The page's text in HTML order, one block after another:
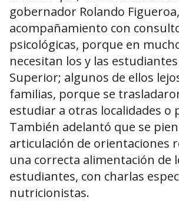
gobernador Rolando
acompañamiento con
psicológicas, porque en
necesitan los y las
Superior; algunos de ellos
familias, porque se
estudiar a otras localidades o
También adelantó que se
articulación de orientaciones
una correcta alimentación de
estudiantes, con charlas
nutricionistas.